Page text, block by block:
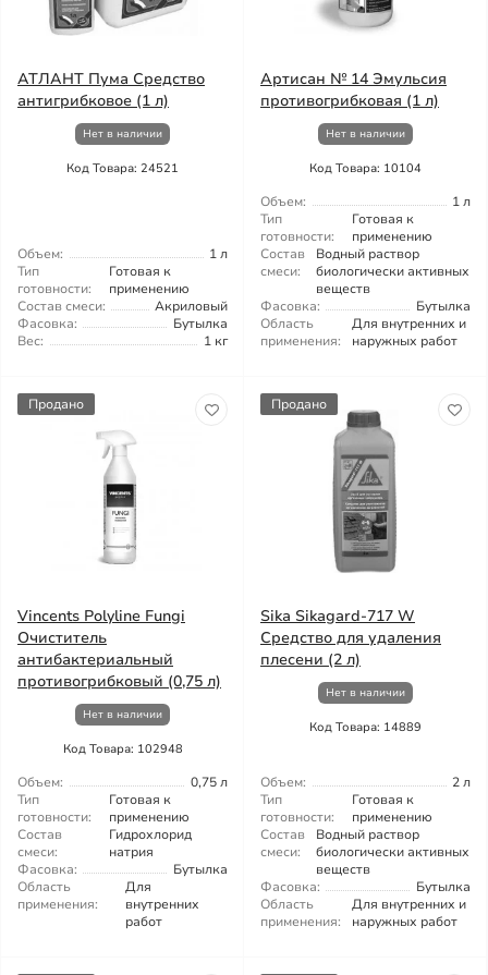
АТЛАНТ Пума Средство
антигрибковое (1 л)
Нет в наличии
Код Товара: 24521
Объем:
1 л
Тип
готовности:
Готовая к
применению
Состав смеси:
Акриловый
Фасовка:
Бутылка
Вес:
1 кг
Артисан № 14 Эмульсия
противогрибковая (1 л)
Нет в наличии
Код Товара: 10104
Объем:
1 л
Тип
готовности:
Готовая к
применению
Состав
смеси:
Водный раствор
биологически активных
веществ
Фасовка:
Бутылка
Область
применения:
Для внутренних и
наружных работ
Продано
Vincents Polyline Fungi
Очиститель
антибактериальный
противогрибковый (0,75 л)
Нет в наличии
Код Товара: 102948
Объем:
0,75 л
Тип
готовности:
Готовая к
применению
Состав
смеси:
Гидрохлорид
натрия
Фасовка:
Бутылка
Область
применения:
Для
внутренних
работ
Продано
Sika Sikagard-717 W
Средство для удаления
плесени (2 л)
Нет в наличии
Код Товара: 14889
Объем:
2 л
Тип
готовности:
Готовая к
применению
Состав
смеси:
Водный раствор
биологически активных
веществ
Фасовка:
Бутылка
Область
применения:
Для внутренних и
наружных работ